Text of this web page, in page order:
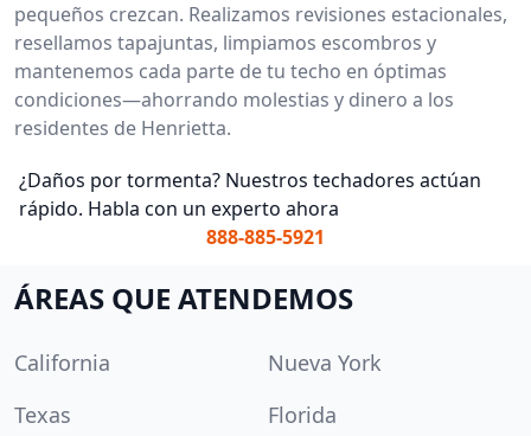
pequeños crezcan. Realizamos revisiones estacionales,
resellamos tapajuntas, limpiamos escombros y
mantenemos cada parte de tu techo en óptimas
condiciones—ahorrando molestias y dinero a los
residentes de Henrietta.
¿Daños por tormenta? Nuestros techadores actúan
rápido. Habla con un experto ahora
888-885-5921
ÁREAS QUE ATENDEMOS
California
Nueva York
Texas
Florida